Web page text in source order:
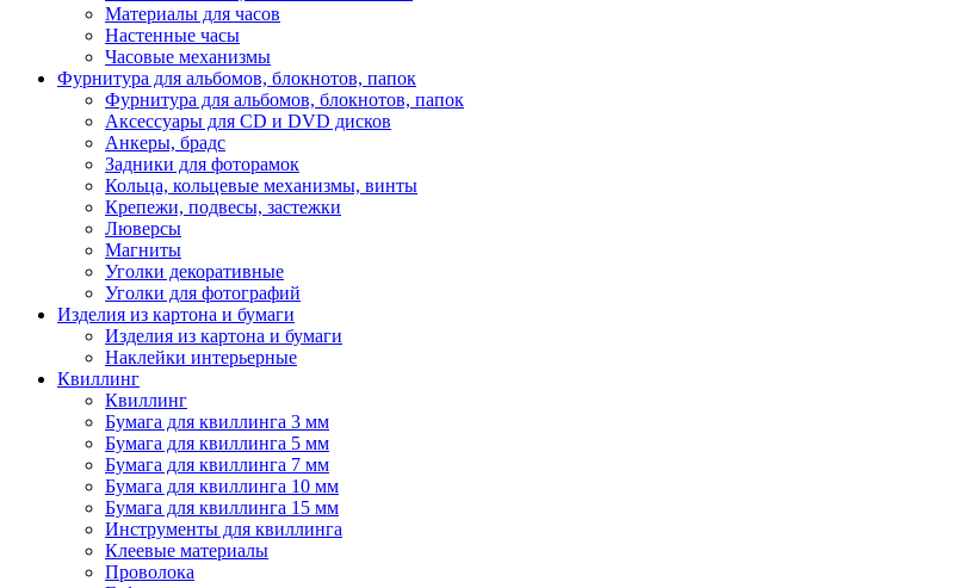
Материалы для часов
Настенные часы
Часовые механизмы
Фурнитура для альбомов, блокнотов, папок
Фурнитура для альбомов, блокнотов, папок
Аксессуары для CD и DVD дисков
Анкеры, брадс
Задники для фоторамок
Кольца, кольцевые механизмы, винты
Крепежи, подвесы, застежки
Люверсы
Магниты
Уголки декоративные
Уголки для фотографий
Изделия из картона и бумаги
Изделия из картона и бумаги
Наклейки интерьерные
Квиллинг
Квиллинг
Бумага для квиллинга 3 мм
Бумага для квиллинга 5 мм
Бумага для квиллинга 7 мм
Бумага для квиллинга 10 мм
Бумага для квиллинга 15 мм
Инструменты для квиллинга
Клеевые материалы
Проволока